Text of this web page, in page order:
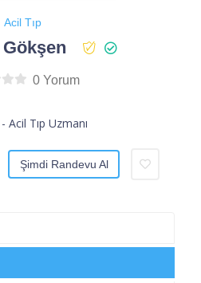
Acil Tıp
0 Yorum
Acil Tıp Uzmanı
Şimdi Randevu Al